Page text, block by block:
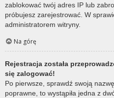
zablokować twój adres IP lub
próbujesz zarejestrować. W
administratorem witryny.
Na górę
Rejestracja została
się zalogować!
Po pierwsze, sprawdź swoją
poprawne, to wystąpiła jedna z